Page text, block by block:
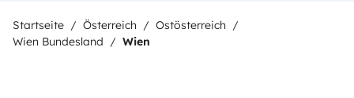
Startseite Österreich
Ostösterreich
Wien Bundesland
Wien